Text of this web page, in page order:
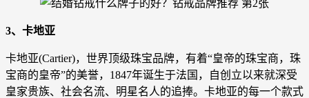
3、卡地亚
卡地亚(Cartier)，世界顶级珠宝品牌，有着“皇帝的珠宝商，珠
宝商的皇帝”的美誉，1847年诞生于法国，自创立以来就深受
皇家贵族、社会名流、明星名人的追捧。卡地亚的每一个款式